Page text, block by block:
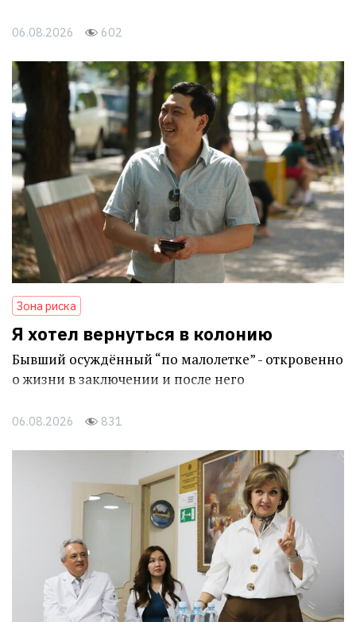
06.08.2026 602
Зона риска
Я хотел вернуться в колонию
Бывший осуждённый “по малолетке” - откровенно
о жизни в заключении и после него
06.08.2026 831